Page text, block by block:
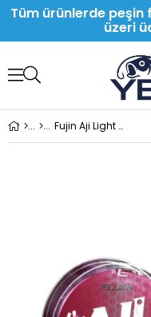
Tüm ürünlerde peşin
üzeri
Fujin Aji Light Game Braid 4X 100Mt. Pink İp